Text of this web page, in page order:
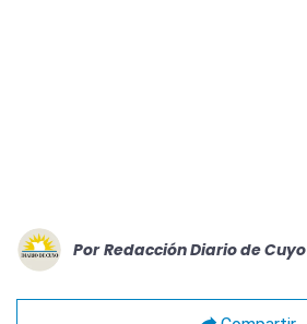
Por Redacción Diario de Cuyo